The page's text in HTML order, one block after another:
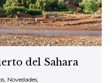
del Sahara
Novedades